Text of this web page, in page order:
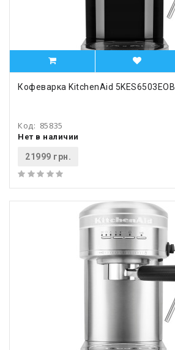
Кофеварка KitchenAid 5KES6503EOB
Код: 85835
Нет в наличии
21999 грн.